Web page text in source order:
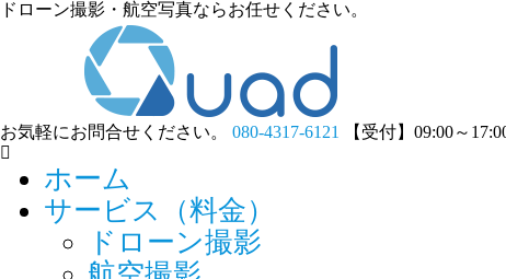
ドローン撮影・航空写真ならお任せください。
お気軽にお問合せください。 080-4317-6121 【受付】09:00～
ホーム
サービス（料金）
ドローン撮影